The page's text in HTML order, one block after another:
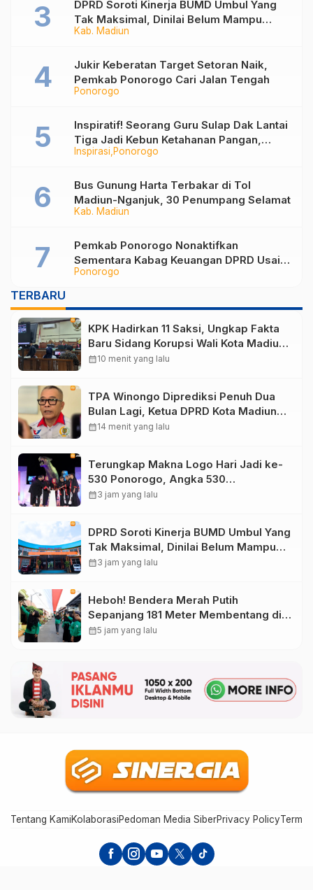
Kab. Madiun
DPRD Soroti Kinerja BUMD Umbul Yang
Tak Maksimal, Dinilai Belum Mampu
Hasilkan PAD
Ponorogo
Jukir Keberatan Target Setoran Naik,
Pemkab Ponorogo Cari Jalan Tengah
Inspirasi Ponorogo
Inspiratif! Seorang Guru Sulap Dak Lantai
Tiga Jadi Kebun Ketahanan Pangan,
Tanam Karakter Siswa Lewat Praktik
Kab. Madiun
Bus Gunung Harta Terbakar di Tol
Madiun-Nganjuk, 30 Penumpang Selamat
Ponorogo
Pemkab Ponorogo Nonaktifkan
Sementara Kabag Keuangan DPRD Usai
Jadi Tersangka Korupsi
TERBARU
KPK Hadirkan 11 Saksi, Ungkap Fakta
Baru Sidang Korupsi Wali Kota Madiun
Nonaktif Maidi
calendar_month10 menit yang lalu
TPA Winongo Diprediksi Penuh Dua
Bulan Lagi, Ketua DPRD Kota Madiun
Desak Pemkot Percepat Penanganan
calendar_month14 menit yang lalu
Terungkap Makna Logo Hari Jadi ke-
530 Ponorogo, Angka 530
Bertransformasi Jadi Sekar Kinanthi
calendar_month3 jam yang lalu
DPRD Soroti Kinerja BUMD Umbul Yang
Tak Maksimal, Dinilai Belum Mampu
Hasilkan PAD
calendar_month3 jam yang lalu
Heboh! Bendera Merah Putih
Sepanjang 181 Meter Membentang di
Jalan Magetan, Ini Maknanya
calendar_month5 jam yang lalu
Tentang KamiKolaborasiPedoman Media SiberPrivacy PolicyTerms